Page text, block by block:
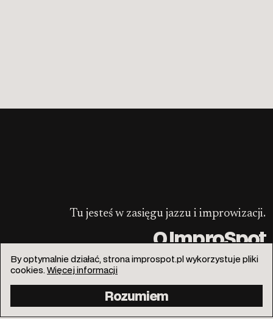
Tu jesteś w zasięgu jazzu i improwizacji.
O ImproSpot
info@improspot.pl
By optymalnie działać, strona improspot.pl wykorzystuje pliki
cookies.Więcej informacji
Rozumiem